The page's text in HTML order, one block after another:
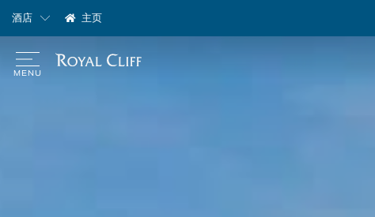
酒店 主页